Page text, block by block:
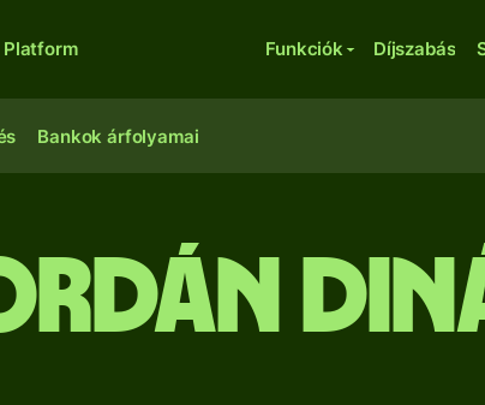
Platform Funkciók Díjszabás
Bankok árfolyamai